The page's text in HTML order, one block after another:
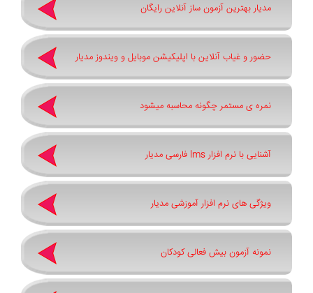
مدیار بهترین آزمون ساز آنلاین رایگان
حضور و غیاب آنلاین با اپلیکیشن موبایل و ویندوز مدیار
نمره ی مستمر چگونه محاسبه میشود
آشنایی با نرم افزار lms فارسی مدیار
ویژگی های نرم افزار آموزشی مدیار
نمونه آزمون بیش فعالی کودکان